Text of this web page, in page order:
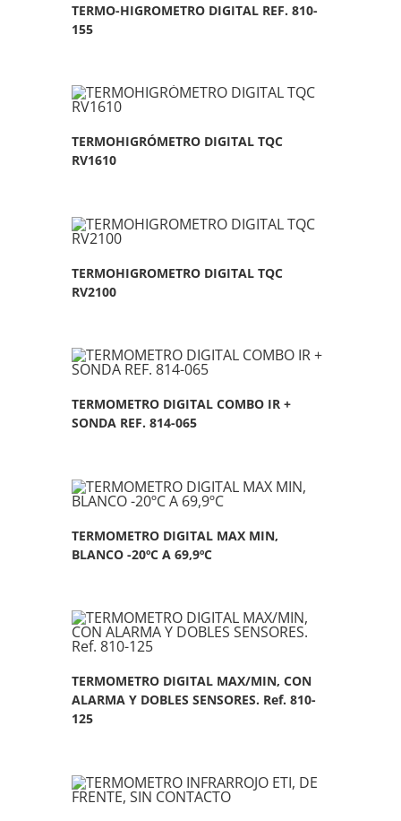
TERMO-HIGROMETRO DIGITAL REF. 810-
155
TERMOHIGRÓMETRO DIGITAL TQC
RV1610
TERMOHIGROMETRO DIGITAL TQC
RV2100
TERMOMETRO DIGITAL COMBO IR +
SONDA REF. 814-065
TERMOMETRO DIGITAL MAX MIN,
BLANCO -20ºC A 69,9ºC
TERMOMETRO DIGITAL MAX/MIN, CON
ALARMA Y DOBLES SENSORES. Ref. 810-
125